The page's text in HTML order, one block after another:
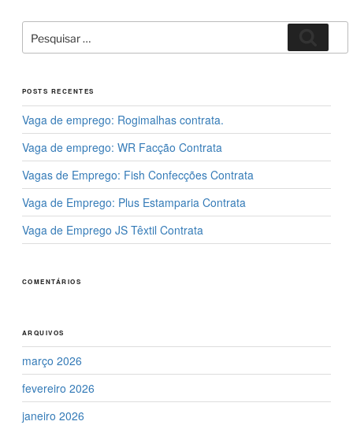
e
b
o
o
k
o
d
o
n
e
Pesquisar
por:
POSTS RECENTES
Vaga de emprego: Rogimalhas contrata.
Vaga de emprego: WR Facção Contrata
Vagas de Emprego: Fish Confecções Contrata
Vaga de Emprego: Plus Estamparia Contrata
Vaga de Emprego JS Têxtil Contrata
COMENTÁRIOS
ARQUIVOS
março 2026
fevereiro 2026
janeiro 2026